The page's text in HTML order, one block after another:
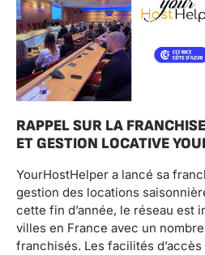
RAPPEL SUR LA
ET GESTION LOCATIVE
YourHostHelper a lancé sa
gestion des locations
cette fin d’année, le réseau est
villes en France avec un
franchisés. Les facilités